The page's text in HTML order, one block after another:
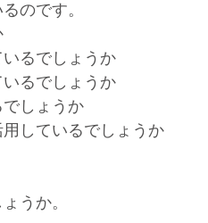
のです。
るでしょうか
るでしょうか
しょうか
しているでしょうか
うか。